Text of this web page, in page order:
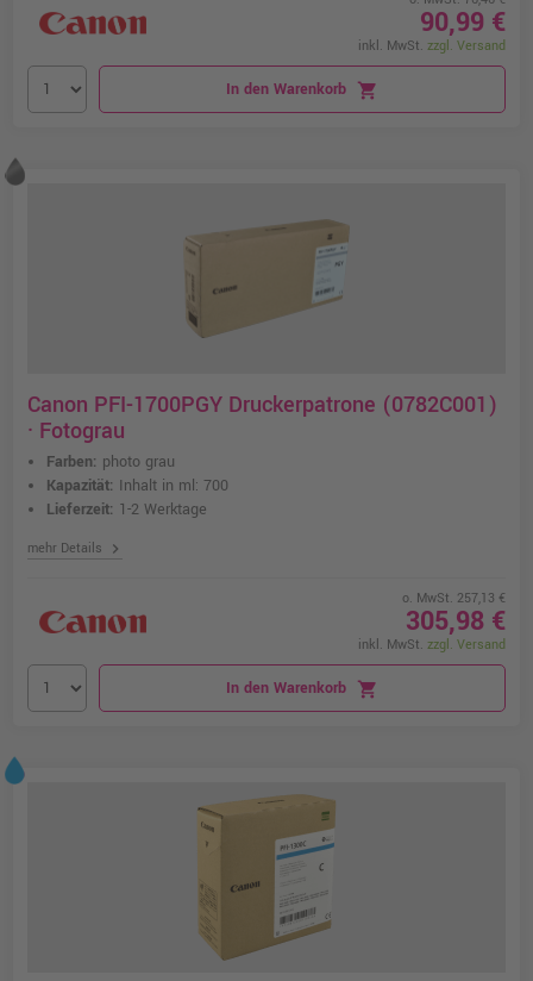
90,99 €
inkl. MwSt. zzgl. Versand
In den Warenkorb shopping_cart
Canon PFI-1700PGY Druckerpatrone (0782C001)
· Fotograu
Farben: photo grau
Kapazität: Inhalt in ml: 700
Lieferzeit: 1-2 Werktage
mehr Details chevron_right
o. MwSt. 257,13 €
305,98 €
inkl. MwSt. zzgl. Versand
In den Warenkorb shopping_cart